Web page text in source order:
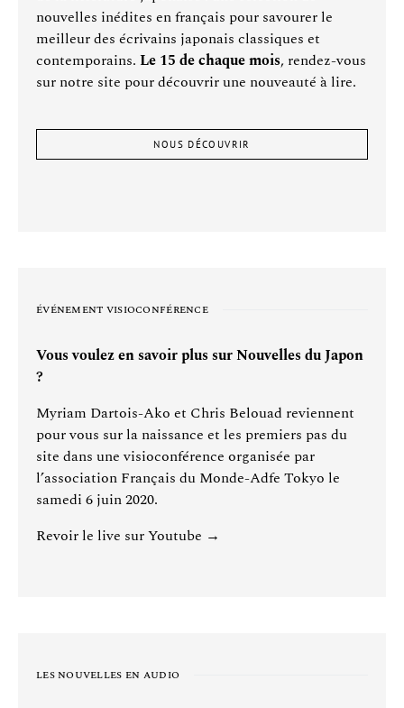
nouvelles inédites en français pour savourer le
meilleur des écrivains japonais classiques et
contemporains. Le 15 de chaque mois, rendez-vous
sur notre site pour découvrir une nouveauté à lire.
NOUS DÉCOUVRIR
ÉVÉNEMENT VISIOCONFÉRENCE
Vous voulez en savoir plus sur Nouvelles du Japon
?
Myriam Dartois-Ako et Chris Belouad reviennent
pour vous sur la naissance et les premiers pas du
site dans une visioconférence organisée par
l’association Français du Monde-Adfe Tokyo le
samedi 6 juin 2020.
Revoir le live sur Youtube →
LES NOUVELLES EN AUDIO